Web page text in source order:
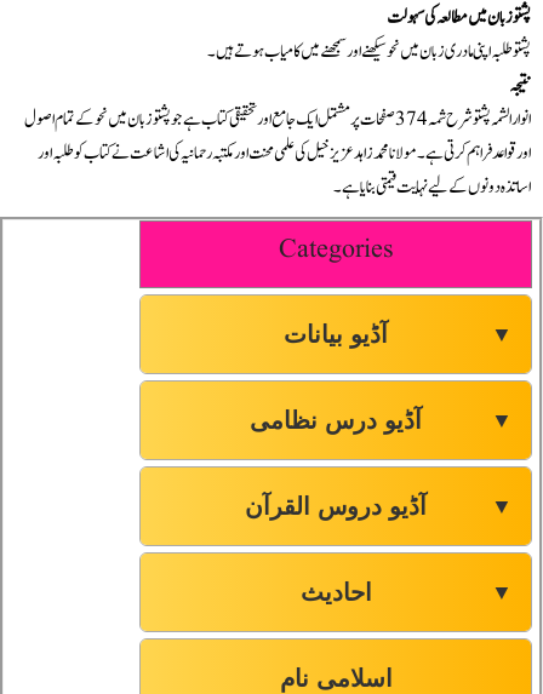
پشتو زبان میں مطالعہ کی سہولت
پشتو طلبہ اپنی مادری زبان میں نحو سیکھنے اور سمجھنے میں کامیاب ہوتے ہیں۔
نتیجہ
انوار الشمہ پشتو شرح شمہ 374 صفحات پر مشتمل ایک جامع اور تحقیقی کتاب ہے جو پشتو زبان میں نحو کے تمام اصول
اور قواعد فراہم کرتی ہے۔ مولانا محمد زاہد عزیز خیل کی علمی محنت اور مکتبہ رحمانیہ کی اشاعت نے کتاب کو طلبہ اور
اساتذہ دونوں کے لیے نہایت قیمتی بنایا ہے۔
Categories
آڈیو بیانات ▼
آڈیو درس نظامی ▼
آڈیو دروس القرآن ▼
احادیث ▼
اسلامی نام